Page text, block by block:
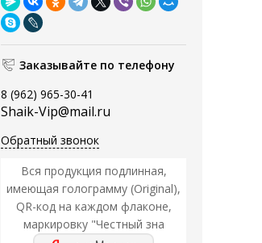
Заказывайте по телефону
8 (962) 965-30-41
Shaik-Vip@mail.ru
Обратный звонок
Вся продукция подлинная,
имеющая голограмму (Original),
QR-код на каждом флаконе,
маркировку "Честный зна